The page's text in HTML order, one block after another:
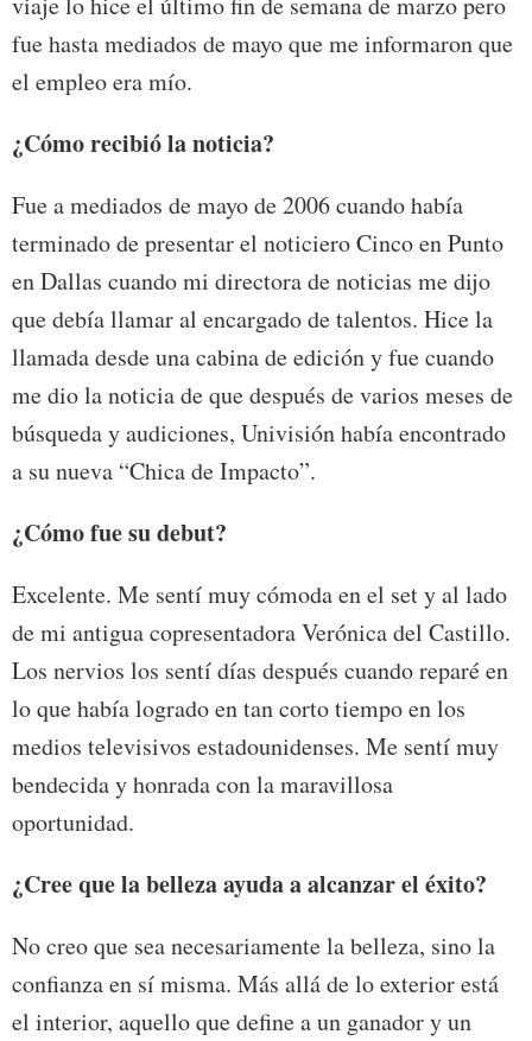
fue hasta mediados de mayo que me informaron que
el empleo era mío.
¿Cómo recibió la noticia?
Fue a mediados de mayo de 2006 cuando había
terminado de presentar el noticiero Cinco en Punto
en Dallas cuando mi directora de noticias me dijo
que debía llamar al encargado de talentos. Hice la
llamada desde una cabina de edición y fue cuando
me dio la noticia de que después de varios meses de
búsqueda y audiciones, Univisión había encontrado
a su nueva “Chica de Impacto”.
¿Cómo fue su debut?
Excelente. Me sentí muy cómoda en el set y al lado
de mi antigua copresentadora Verónica del Castillo.
Los nervios los sentí días después cuando reparé en
lo que había logrado en tan corto tiempo en los
medios televisivos estadounidenses. Me sentí muy
bendecida y honrada con la maravillosa
oportunidad.
¿Cree que la belleza ayuda a alcanzar el éxito?
No creo que sea necesariamente la belleza, sino la
confianza en sí misma. Más allá de lo exterior está
el interior, aquello que define a un ganador y un